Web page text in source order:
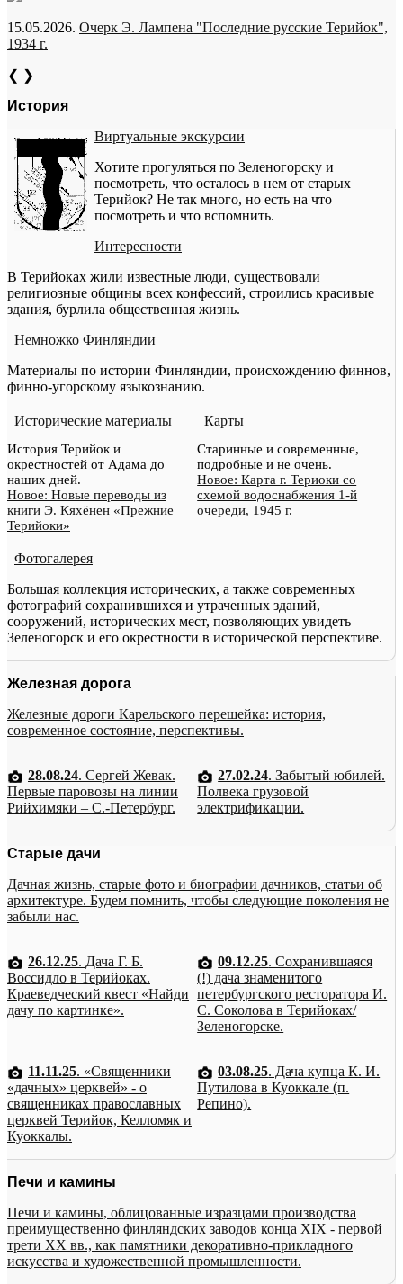
15.05.2026. Очерк Э. Лампена "Последние русские Терийок",
1934 г.
❮ ❯
История
Виртуальные экскурсии
Хотите прогуляться по Зеленогорску и
посмотреть, что осталось в нем от старых
Терийок? Не так много, но есть на что
посмотреть и что вспомнить.
Интересности
В Терийоках жили известные люди, существовали
религиозные общины всех конфессий, строились красивые
здания, бурлила общественная жизнь.
Немножко Финляндии
Материалы по истории Финляндии, происхождению финнов,
финно-угорскому языкознанию.
Исторические материалы
История Терийок и
окрестностей от Адама до
наших дней.
Новое: Новые переводы из
книги Э. Кяхёнен «Прежние
Терийоки»
Карты
Старинные и современные,
подробные и не очень.
Новое: Карта г. Териоки со
схемой водоснабжения 1-й
очереди, 1945 г.
Фотогалерея
Большая коллекция исторических, а также современных
фотографий сохранившихся и утраченных зданий,
сооружений, исторических мест, позволяющих увидеть
Зеленогорск и его окрестности в исторической перспективе.
Железная дорога
Железные дороги Карельского перешейка: история,
современное состояние, перспективы.
28.08.24. Сергей Жевак.
Первые паровозы на линии
Рийхимяки – С.-Петербург.
27.02.24. Забытый юбилей.
Полвека грузовой
электрификации.
Старые дачи
Дачная жизнь, старые фото и биографии дачников, статьи об
архитектуре. Будем помнить, чтобы следующие поколения не
забыли нас.
26.12.25. Дача Г. Б.
Воссидло в Терийоках.
Краеведческий квест «Найди
дачу по картинке».
09.12.25. Сохранившаяся
(!) дача знаменитого
петербургского ресторатора И.
С. Соколова в Терийоках/
Зеленогорске.
11.11.25. «Священники
«дачных» церквей» - о
священниках православных
церквей Терийок, Келломяк и
Куоккалы.
03.08.25. Дача купца К. И.
Путилова в Куоккале (п.
Репино).
Печи и камины
Печи и камины, облицованные изразцами производства
преимущественно финляндских заводов конца XIX - первой
трети XX вв., как памятники декоративно-прикладного
искусства и художественной промышленности.